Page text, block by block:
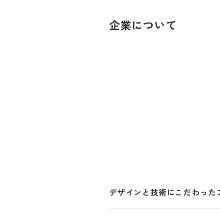
企業について
デザインと技術にこだわっ